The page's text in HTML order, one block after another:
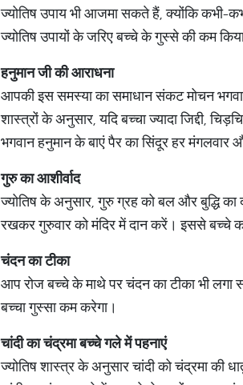
ज्योतिष उपाय भी आजमा सकते हैं, क्योंकि कभी-
ज्योतिष उपायों के जरिए बच्चे के गुस्से की कम
हनुमानजीकीआराधना
आपकी इस समस्या का समाधान संकट मोचन
शास्त्रों के अनुसार, यदि बच्चा ज्यादा जिद्दी,
भगवान हनुमान के बाएं पैर का सिंदूर हर
गुरुकाआशीर्वाद
ज्योतिष के अनुसार, गुरु ग्रह को बल और बुद्धि का
रखकर गुरुवार को मंदिर में दान करें। इससे बच्चे
चंदनकाटीका
आप रोज बच्चे के माथे पर चंदन का टीका भी लगा
बच्चा गुस्सा कम करेगा।
चांदीकाचंद्रमाबच्चेगलेमेंपहनाएं
ज्योतिष शास्त्र के अनुसार चांदी को चंद्रमा की